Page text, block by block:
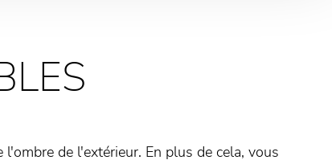
de l'extérieur. En plus de cela, vous